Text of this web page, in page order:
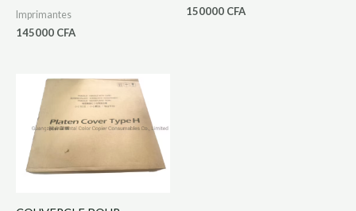
Imprimantes
145000 CFA
150000 CFA